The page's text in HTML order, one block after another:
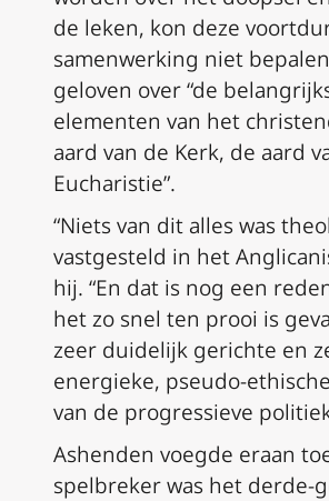
de leken, kon deze
samenwerking niet
geloven over “de
elementen van het
aard van de Kerk, de aard
Eucharistie”.
“Niets van dit alles was
vastgesteld in het
hij. “En dat is nog een
het zo snel ten prooi is
zeer duidelijk gerichte en
energieke, pseudo-
van de progressieve
Ashenden voegde eraan
spelbreker was het derde-